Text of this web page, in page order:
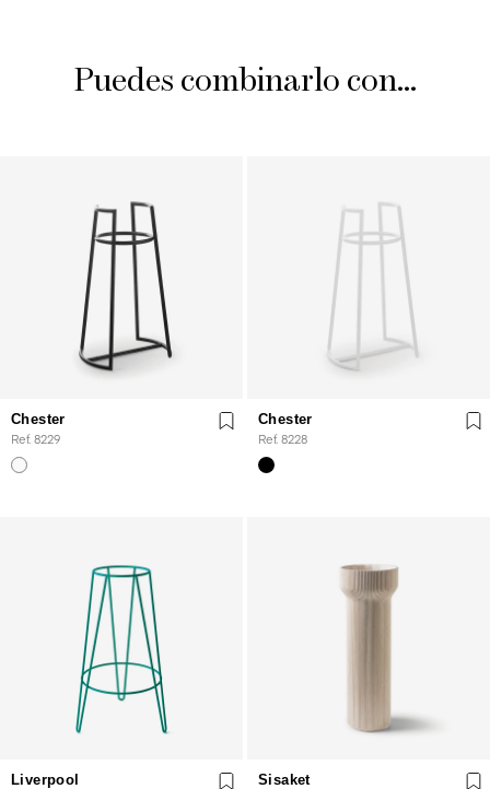
Puedes combinarlo con...
Chester
Ref. 8229
Chester
Ref. 8228
Liverpool
Sisaket